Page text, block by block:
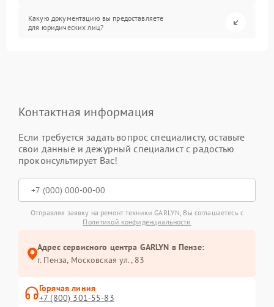
Какую документацию вы предоставляете
для юридических лиц?
Контактная информация
Если требуется задать вопрос специалисту, оставьте
свои данные и дежурный специалист с радостью
проконсультирует Вас!
Отправляя заявку на ремонт техники GARLYN, Вы соглашаетесь с
Политикой конфиденциальности
Адрес сервисного центра GARLYN в Пензе:
г. Пенза, Московская ул., 83
Горячая линия
+7 (800) 301-55-83